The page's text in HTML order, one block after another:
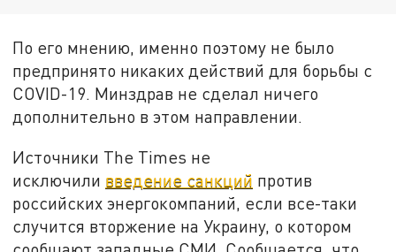
По его мнению, именно поэтому не было
предпринято никаких действий для борьбы с
COVID-19. Минздрав не сделал ничего
дополнительно в этом направлении.
Источники The Times не
исключили введение санкций против
российских энергокомпаний, если все-таки
случится вторжение на Украину, о котором